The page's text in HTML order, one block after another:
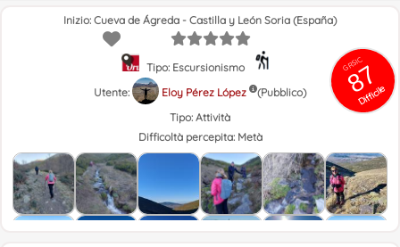
GRSIC
87
Difficile
Inizio: Cueva de Ágreda - Castilla y León Soria (España)
Tipo: Escursionismo
Utente:
Eloy Pérez López
(Pubblico)
Tipo: Attività
Difficoltà percepita: Metà